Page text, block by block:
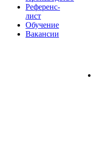
Референс-
лист
Обучение
Вакансии